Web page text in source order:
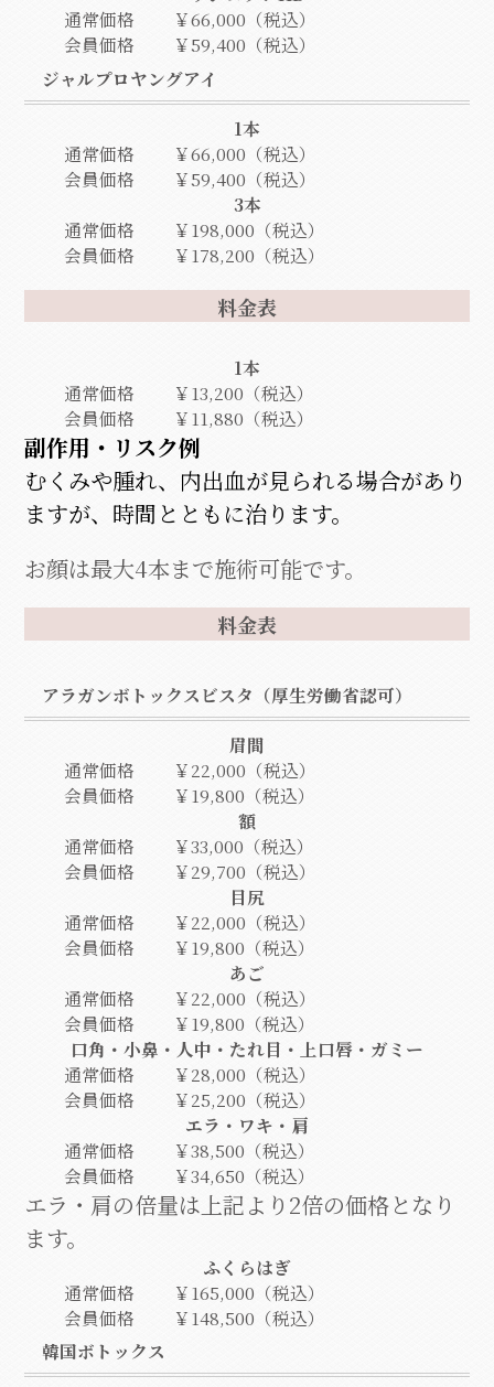
通常価格
￥66,000（税込）
会員価格
￥59,400（税込）
ジャルプロヤングアイ
1本
通常価格
￥66,000（税込）
会員価格
￥59,400（税込）
3本
通常価格
￥198,000（税込）
会員価格
￥178,200（税込）
料金表
1本
通常価格
￥13,200（税込）
会員価格
￥11,880（税込）
副作用・リスク例
むくみや腫れ、内出血が見られる場合があり
ますが、時間とともに治ります。
お顔は最大4本まで施術可能です。
料金表
アラガンボトックスビスタ（厚生労働省認可）
眉間
通常価格
￥22,000（税込）
会員価格
￥19,800（税込）
額
通常価格
￥33,000（税込）
会員価格
￥29,700（税込）
目尻
通常価格
￥22,000（税込）
会員価格
￥19,800（税込）
あご
通常価格
￥22,000（税込）
会員価格
￥19,800（税込）
口角・小鼻・人中・たれ目・上口唇・ガミー
通常価格
￥28,000（税込）
会員価格
￥25,200（税込）
エラ・ワキ・肩
通常価格
￥38,500（税込）
会員価格
￥34,650（税込）
エラ・肩の倍量は上記より2倍の価格となり
ます。
ふくらはぎ
通常価格
￥165,000（税込）
会員価格
￥148,500（税込）
韓国ボトックス